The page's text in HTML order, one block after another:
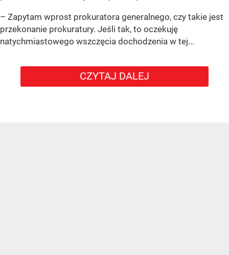
– Zapytam wprost prokuratora generalnego, czy takie jest
przekonanie prokuratury. Jeśli tak, to oczekuję
natychmiastowego wszczęcia dochodzenia w tej...
CZYTAJ DALEJ